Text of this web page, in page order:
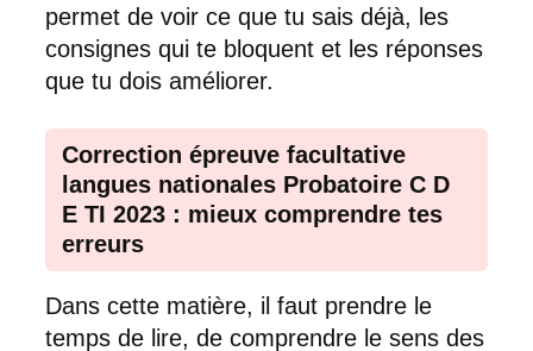
permet de voir ce que tu sais déjà, les
consignes qui te bloquent et les réponses
que tu dois améliorer.
Correction épreuve facultative
langues nationales Probatoire C D
E TI 2023 : mieux comprendre tes
erreurs
Dans cette matière, il faut prendre le
temps de lire, de comprendre le sens des